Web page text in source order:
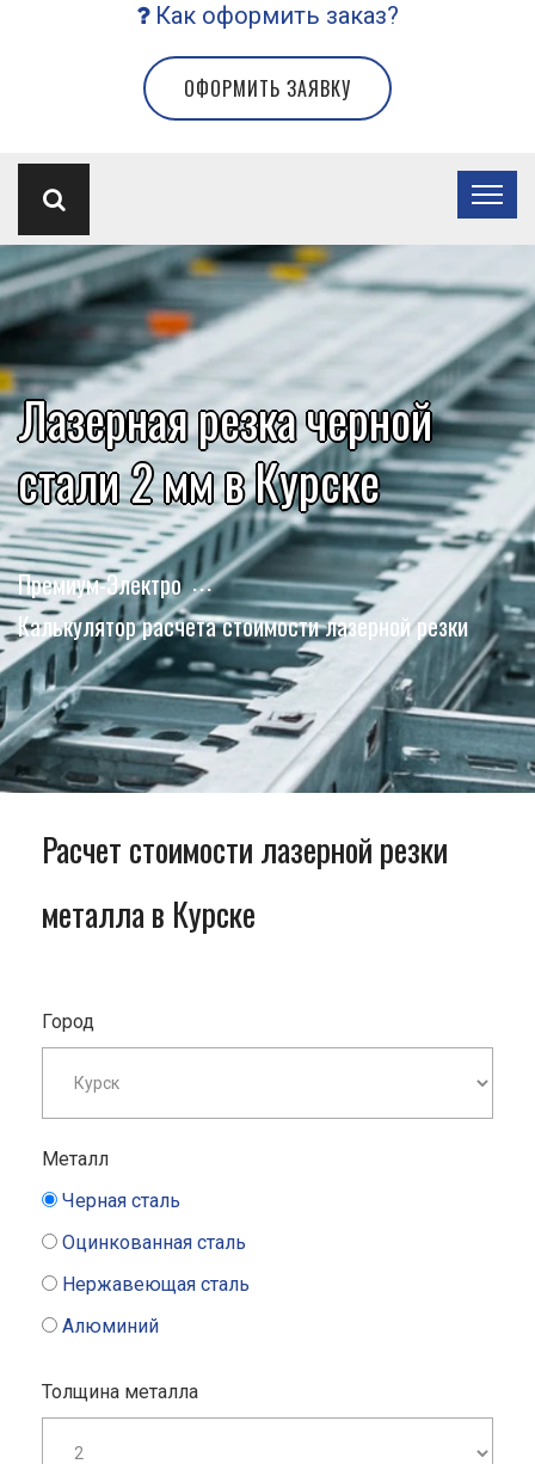
Как оформить заказ?
ОФОРМИТЬ ЗАЯВКУ
Лазерная резка черной
стали 2 мм в Курске
Премиум-Электро
Калькулятор расчета стоимости лазерной резки
Расчет стоимости лазерной резки
металла в Курске
Город
Металл
Черная сталь
Оцинкованная сталь
Нержавеющая сталь
Алюминий
Толщина металла